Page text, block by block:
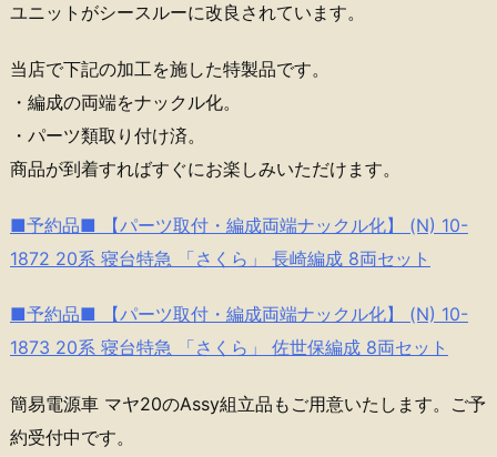
ユニットがシースルーに改良されています。
当店で下記の加工を施した特製品です。
・編成の両端をナックル化。
・パーツ類取り付け済。
商品が到着すればすぐにお楽しみいただけます。
■予約品■ 【パーツ取付・編成両端ナックル化】 (N) 10-
1872 20系 寝台特急 「さくら」 長崎編成 8両セット
■予約品■ 【パーツ取付・編成両端ナックル化】 (N) 10-
1873 20系 寝台特急 「さくら」 佐世保編成 8両セット
簡易電源車 マヤ20のAssy組立品もご用意いたします。ご予
約受付中です。